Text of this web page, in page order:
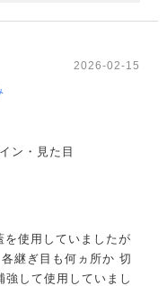
2026-02-15
ン・見た目
を使用していましたが
継ぎ目も何ヵ所か 切
して使用していまし